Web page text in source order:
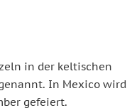
in der keltischen
In Mexico wird
gefeiert.